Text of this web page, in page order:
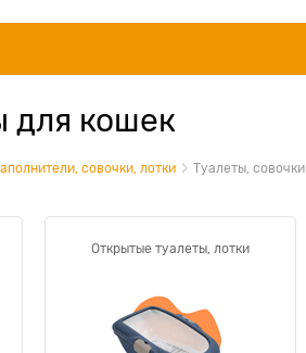
для кошек
совочки, лотки Туалеты, совочки
Открытые туалеты, лотки